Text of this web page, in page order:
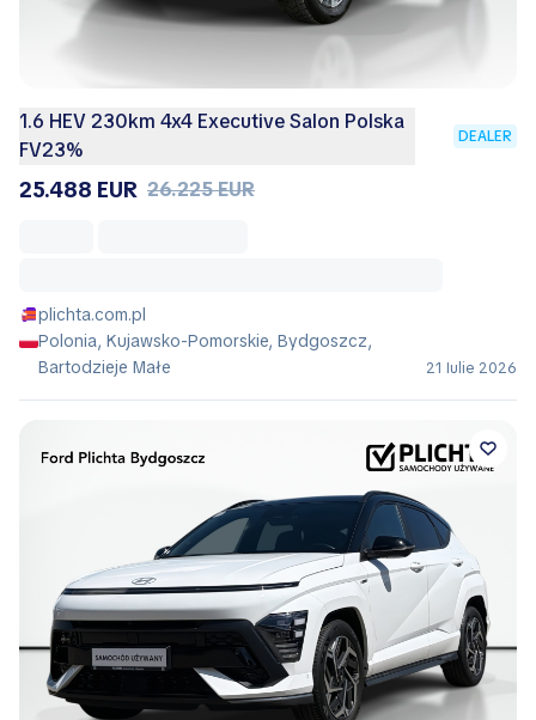
1.6 HEV 230km 4x4 Executive Salon Polska
FV23%
DEALER
25.488 EUR 26.225 EUR
plichta.com.pl
Polonia, Kujawsko-Pomorskie, Bydgoszcz,
Bartodzieje Małe
21 Iulie 2026